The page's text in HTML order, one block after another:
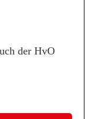
der HvO